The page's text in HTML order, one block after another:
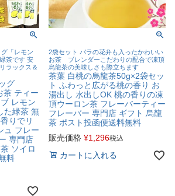
「レモン
茶です 安
ラックス＆
グ
茶 ティー
レモン
た緑茶 無
りでリ
ュ フレー
専門店
ソイロ
料
2袋セット バラの花弁も入ったかわいい
お茶 ブレンダーこだわりの配合で凍頂
烏龍茶の美味しさも際立ちます
茶葉 白桃の烏龍茶50g×2袋セッ
ト ふわっと広がる桃の香り お
湯出し 水出しOK 桃の香りの凍
頂ウーロン茶 フレーバーティー
フレーバー 専門店 ギフト 烏龍
茶 ポスト投函便送料無料
販売価格 ¥1,296税込
カートに入れる